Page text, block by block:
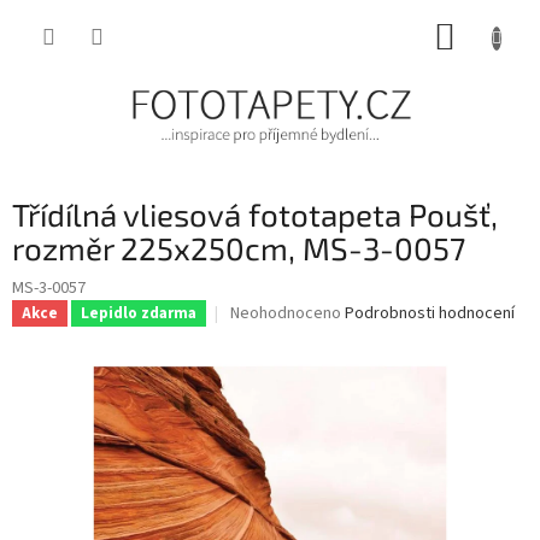
Třídílná vliesová fototapeta Poušť,
rozměr 225x250cm, MS-3-0057
MS-3-0057
Akce Lepidlo zdarma
Průměrné
0,0
z
5
hvězdiček.
Neohodnoceno Podrobnosti hodnocení